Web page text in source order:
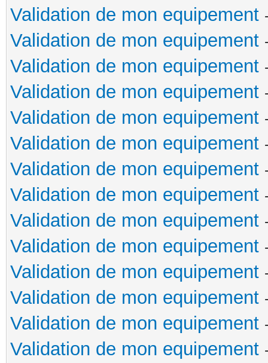
Validation de mon equipement
Validation de mon equipement
Validation de mon equipement
Validation de mon equipement
Validation de mon equipement
Validation de mon equipement
Validation de mon equipement
Validation de mon equipement
Validation de mon equipement
Validation de mon equipement
Validation de mon equipement
Validation de mon equipement
Validation de mon equipement
Validation de mon equipement